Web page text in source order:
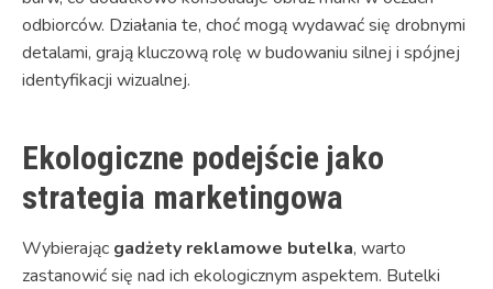
odbiorców. Działania te, choć mogą wydawać się drobnymi
detalami, grają kluczową rolę w budowaniu silnej i spójnej
identyfikacji wizualnej.
Ekologiczne podejście jako
strategia marketingowa
Wybierając gadżety reklamowe butelka, warto
zastanowić się nad ich ekologicznym aspektem. Butelki